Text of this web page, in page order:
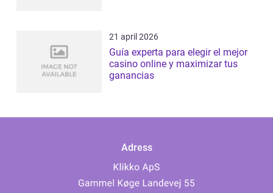
21 april 2026
Guía experta para elegir el mejor
casino online y maximizar tus
ganancias
Adress